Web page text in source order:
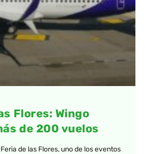
Flores: Wingo
de 200 vuelos
de las Flores, uno de los eventos